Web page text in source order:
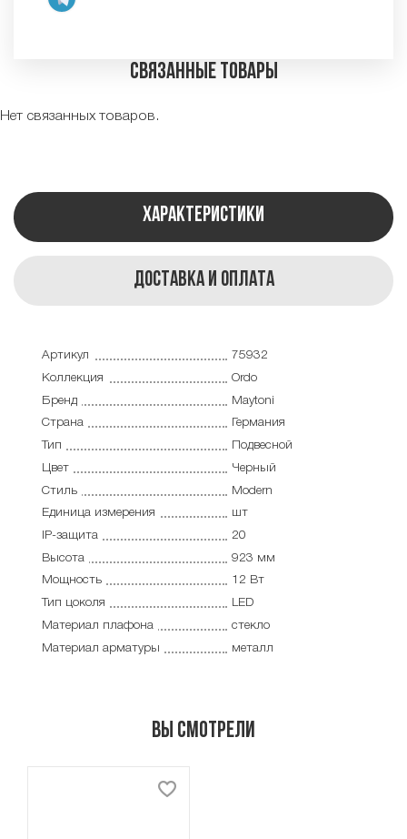
Связанные товары
Нет связанных товаров.
Характеристики
Доставка и оплата
Артикул
75932
Коллекция
Ordo
Бренд
Maytoni
Страна
Германия
Тип
Подвесной
Цвет
Черный
Стиль
Modern
Единица измерения
шт
IP-защита
20
Высота
923 мм
Мощность
12 Вт
Тип цоколя
LED
Материал плафона
стекло
Материал арматуры
металл
Вы смотрели